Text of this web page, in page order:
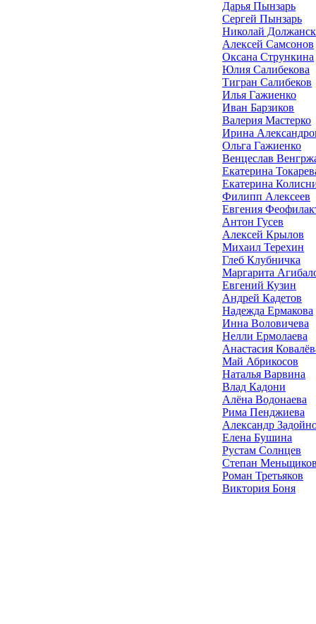
Дарья Пынзарь
Сергей Пынзарь
Николай
Алексей Самсонов
Оксана Стрункина
Юлия Салибекова
Тигран Салибеков
Илья Гажиенко
Иван Барзиков
Валерия Мастерко
Ирина
Ольга Гажиенко
Венцеслав
Екатерина
Екатерина
Филипп Алексеев
Евгения
Антон Гусев
Алексей Крылов
Михаил Терехин
Глеб Клубничка
Маргарита
Евгений Кузин
Андрей Кадетов
Надежда Ермакова
Инна Воловичева
Нелли Ермолаева
Анастасия
Май Абрикосов
Наталья Варвина
Влад Кадони
Алёна Водонаева
Рима Пенджиева
Александр
Елена Бушина
Рустам Солнцев
Степан
Роман Третьяков
Виктория Боня